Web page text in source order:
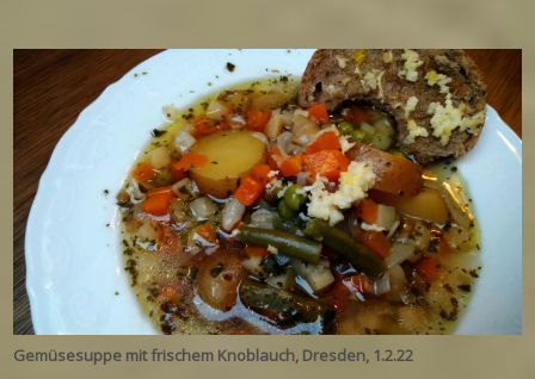
Gemüsesuppe mit frischem Knoblauch, Dresden, 1.2.22